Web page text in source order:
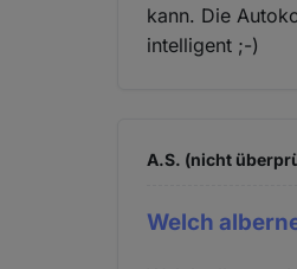
kann. Die
intelligent ;-)
A.S. (nicht
Welch